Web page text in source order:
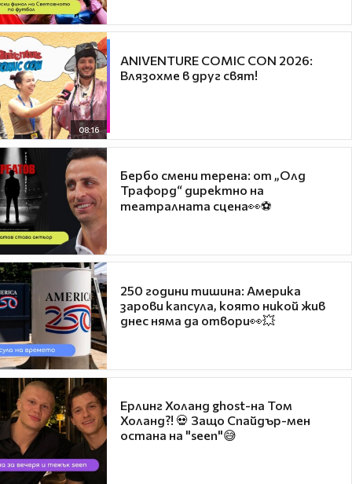
08:16
ANIVENTURE COMIC CON 2026:
Влязохме в друг свят!
Бербо смени терена: от „Олд
Трафорд“ директно на
театралната сцена👀⚽
250 години тишина: Америка
зарови капсула, която никой жив
днес няма да отвори👀💥
Ерлинг Холанд ghost-на Том
Холанд?! 💀 Защо Спайдър-мен
остана на "seen"😅